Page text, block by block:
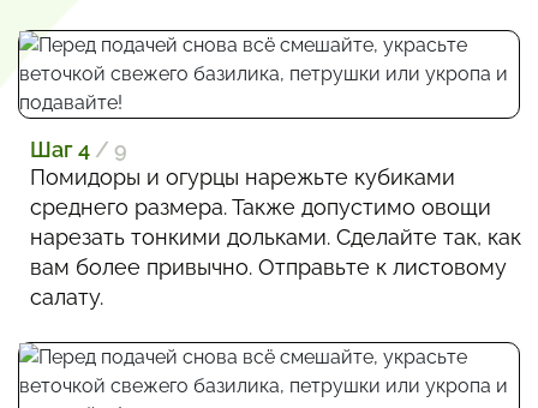
Шаг 4 / 9
Помидоры и огурцы нарежьте кубиками
среднего размера. Также допустимо овощи
нарезать тонкими дольками. Сделайте так, как
вам более привычно. Отправьте к листовому
салату.